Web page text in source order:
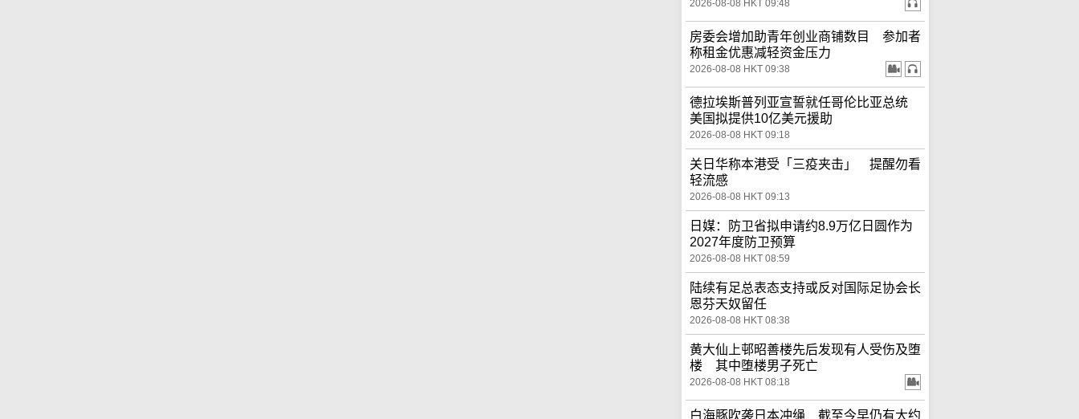
2026-08-08 HKT 09:48
房委会增加助青年创业商铺数目 参加者
称租金优惠减轻资金压力
2026-08-08 HKT 09:38
德拉埃斯普列亚宣誓就任哥伦比亚总统
美国拟提供10亿美元援助
2026-08-08 HKT 09:18
关日华称本港受「三疫夹击」 提醒勿看
轻流感
2026-08-08 HKT 09:13
日媒：防卫省拟申请约8.9万亿日圆作为
2027年度防卫预算
2026-08-08 HKT 08:59
陆续有足总表态支持或反对国际足协会长
恩芬天奴留任
2026-08-08 HKT 08:38
黄大仙上邨昭善楼先后发现有人受伤及堕
楼 其中堕楼男子死亡
2026-08-08 HKT 08:18
白海豚吹袭日本冲绳 截至今早仍有大约